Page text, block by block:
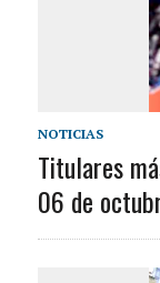
NOTICIAS
Titulares
06 de